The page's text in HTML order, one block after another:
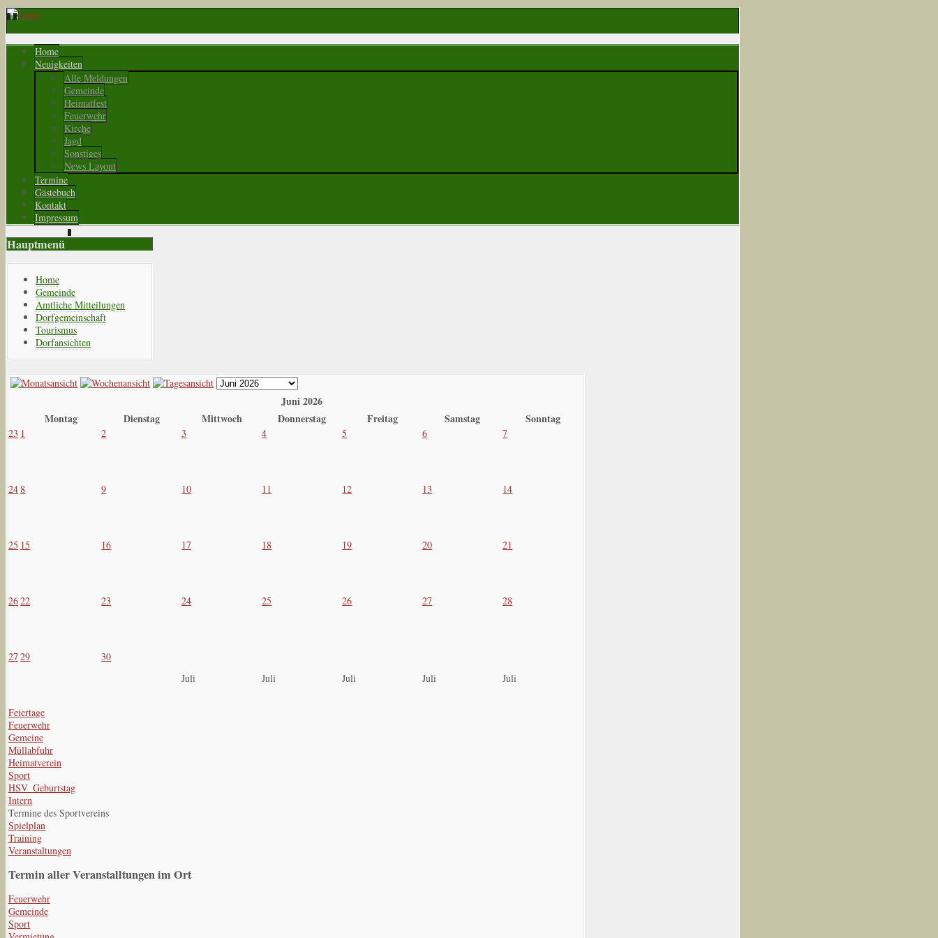
Home
Neuigkeiten
Alle Meldungen
Gemeinde
Heimatfest
Feuerwehr
Kirche
Jagd
Sonstiges
News Layout
Termine
Gästebuch
Kontakt
Impressum
Hauptmenü
Home
Gemeinde
Amtliche Mitteilungen
Dorfgemeinschaft
Tourismus
Dorfansichten
Juni 2026
Montag
Dienstag Mittwoch Donnerstag Freitag Samstag Sonntag
23 1 2 3 4 5 6 7
248 9 10 11 12 13 14
25 15 16 17 18 19 20 21
2622 23 24 25 26 27 28
2729
30
Juli
Juli Juli Juli Juli
Feiertage
Feuerwehr
Gemeine
Müllabfuhr
Heimatverein
Sport
HSV_Geburtstag
Intern
Termine des Sportvereins
Spielplan
Training
Veranstaltungen
Termin aller Veranstalltungen im Ort
Feuerwehr
Gemeinde
Sport